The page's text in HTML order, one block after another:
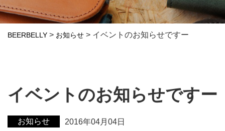
BEERBELLY > お知らせ > イベントのお知らせですー
イベントのお知らせですー
お知らせ 2016年04月04日